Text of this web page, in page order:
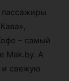
пассажиры
– самый
Mak.by. А
и свежую